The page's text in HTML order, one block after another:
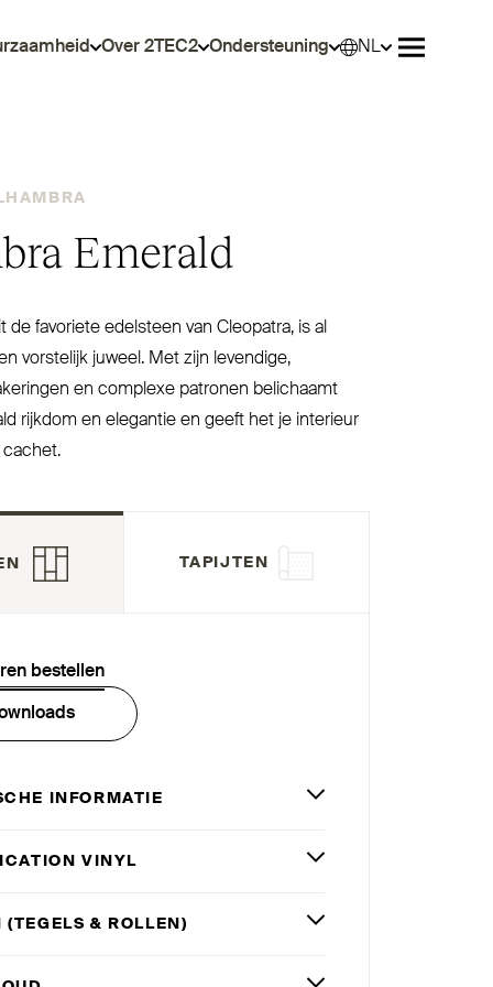
Over 2TEC2 Ondersteuning
NL
Emerald
de favoriete edelsteen van Cleopatra, is al
vor­stelijk juweel. Met zijn levendige,
en complexe patronen belichaamt
rijkdom en elegantie en geeft het je interieur
TAPIJTEN
bestellen
INFORMATIE
VINYL
(TEGELS& ROLLEN)